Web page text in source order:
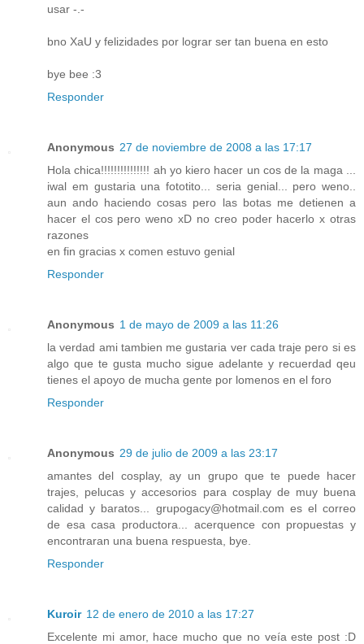
usar -.-
bno XaU y felizidades por lograr ser tan buena en esto
bye bee :3
Responder
Anonymous 27 de noviembre de 2008 a las 17:17
Hola chica!!!!!!!!!!!!!!! ah yo kiero hacer un cos de la maga ...
iwal em gustaria una fototito... seria genial... pero weno..
aun ando haciendo cosas pero las botas me detienen a
hacer el cos pero weno xD no creo poder hacerlo x otras
razones
en fin gracias x comen estuvo genial
Responder
Anonymous 1 de mayo de 2009 a las 11:26
la verdad ami tambien me gustaria ver cada traje pero si es
algo que te gusta mucho sigue adelante y recuerdad qeu
tienes el apoyo de mucha gente por lomenos en el foro
Responder
Anonymous 29 de julio de 2009 a las 23:17
amantes del cosplay, ay un grupo que te puede hacer
trajes, pelucas y accesorios para cosplay de muy buena
calidad y baratos... grupogacy@hotmail.com es el correo
de esa casa productora... acerquence con propuestas y
encontraran una buena respuesta, bye.
Responder
Kuroir 12 de enero de 2010 a las 17:27
Excelente mi amor, hace mucho que no veía este post :D